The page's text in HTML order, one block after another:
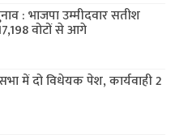
: भाजपा उम्मीदवार सतीश
वोटों से आगे
में दो विधेयक पेश, कार्यवाही 2